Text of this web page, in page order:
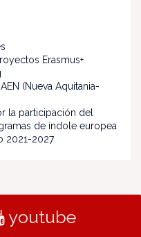
Erasmus+
(Nueva Aquitania-
la participación del
de índole europea
2021-2027
youtube